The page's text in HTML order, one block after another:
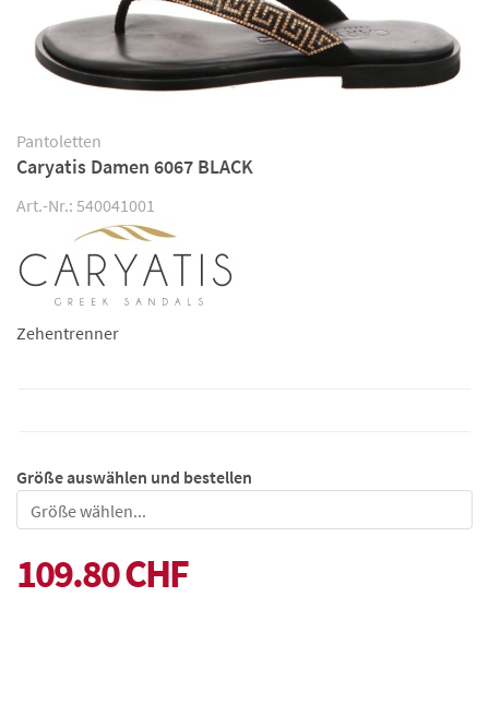
Pantoletten
Caryatis Damen 6067 BLACK
Art.-Nr.: 540041001
Zehentrenner
Größe auswählen und bestellen
Größe
109.80 CHF